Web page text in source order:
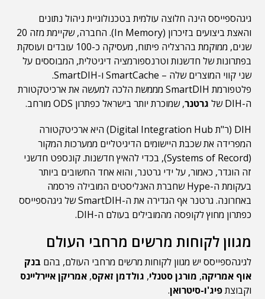
גיגהספייסס הינה חלוצה עולמית בטכנולוגיית ניהול נתונים
והאצת ביצועים בזיכרון (In Memory). החברה, שקיימת מזה 20
שנים, ממוקמת בהרצליה פיתוח, מעסיקה כ-100 עובדים ועוסקת
בפתרונות של חדשנות וטרנספורמציה דיגיטלית, המבוססים על
שני קווי המוצרים שלה – SmartCache ו-SmartDIH.
פלטפורמת SmartDIH מממשת הלכה למעשה את ארכיטקטורת
ה-DIH של
גרטנר, שמוכרת יותר בישראל כפתרון ODS מורחב.
DIH (ר"ת Digital Integration Hub) היא ארכיטקטורה
המפרידה את שכבת היישומים הדיגיטליים ממערכות המקור
(Systems of Record), בכדי להאיץ חדשנות. קונספט חדשני
זה הוגדר, כאמור, על ידי גרטנר, והוא אחד החשובים ביותר
בעקומת ה-Hype שחברת האנליסטים המובילה פרסמה
באחרונה. גרטנר אף הגדירה את ה-SmartDIH של גיגהספייסס
כפתרון מחוץ לקופסה מהמובילים בעולם ה-DIH.
מגוון לקוחות מרשים מרחבי העולם
לגיגהספייסס יש מגוון לקוחות מרשים מרחבי העולם, בהם בנק
אוף אמריקה, מורגן סטנלי, גולדמן זאקס, אמריקן איירליינס
וקבוצתפיג'ו-סיטרואן.